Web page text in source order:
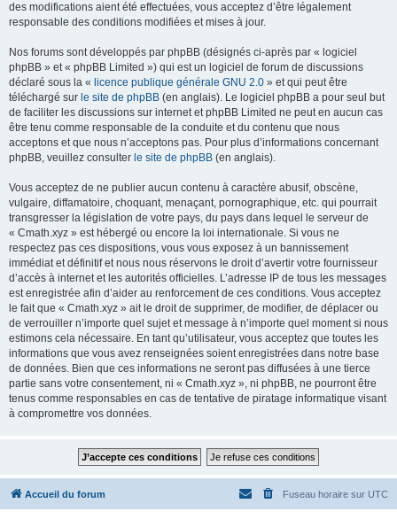
des modifications aient été effectuées, vous acceptez d’être légalement
responsable des conditions modifiées et mises à jour.
Nos forums sont développés par phpBB (désignés ci-après par « logiciel
phpBB » et « phpBB Limited ») qui est un logiciel de forum de discussions
déclaré sous la « licence publique générale GNU 2.0 » et qui peut être
téléchargé sur le site de phpBB (en anglais). Le logiciel phpBB a pour seul but
de faciliter les discussions sur internet et phpBB Limited ne peut en aucun cas
être tenu comme responsable de la conduite et du contenu que nous
acceptons et que nous n’acceptons pas. Pour plus d’informations concernant
phpBB, veuillez consulter le site de phpBB (en anglais).
Vous acceptez de ne publier aucun contenu à caractère abusif, obscène,
vulgaire, diffamatoire, choquant, menaçant, pornographique, etc. qui pourrait
transgresser la législation de votre pays, du pays dans lequel le serveur de
« Cmath.xyz » est hébergé ou encore la loi internationale. Si vous ne
respectez pas ces dispositions, vous vous exposez à un bannissement
immédiat et définitif et nous nous réservons le droit d’avertir votre fournisseur
d’accès à internet et les autorités officielles. L’adresse IP de tous les messages
est enregistrée afin d’aider au renforcement de ces conditions. Vous acceptez
le fait que « Cmath.xyz » ait le droit de supprimer, de modifier, de déplacer ou
de verrouiller n’importe quel sujet et message à n’importe quel moment si nous
estimons cela nécessaire. En tant qu’utilisateur, vous acceptez que toutes les
informations que vous avez renseignées soient enregistrées dans notre base
de données. Bien que ces informations ne seront pas diffusées à une tierce
partie sans votre consentement, ni « Cmath.xyz », ni phpBB, ne pourront être
tenus comme responsables en cas de tentative de piratage informatique visant
à compromettre vos données.
Accueil du forum Fuseau horaire sur UTC